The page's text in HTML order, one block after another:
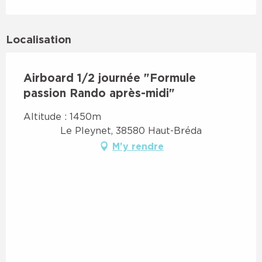
Localisation
Airboard 1/2 journée "Formule
passion Rando après-midi"
Altitude : 1450m
Le Pleynet, 38580 Haut-Bréda
M'y rendre